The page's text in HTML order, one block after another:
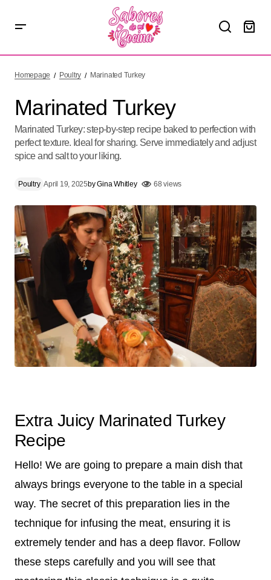
Homepage Poultry Marinated Turkey
Marinated Turkey
Marinated Turkey: step-by-step recipe baked to perfection with
perfect texture. Ideal for sharing. Serve immediately and adjust
spice and salt to your liking.
Poultry April 19, 2025byGina Whitley 68 views
Extra Juicy Marinated Turkey
Recipe
Hello! We are going to prepare a main dish that
always brings everyone to the table in a special
way. The secret of this preparation lies in the
technique for infusing the meat, ensuring it is
extremely tender and has a deep flavor. Follow
these steps carefully and you will see that